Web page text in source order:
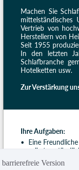
barrierefreie Version